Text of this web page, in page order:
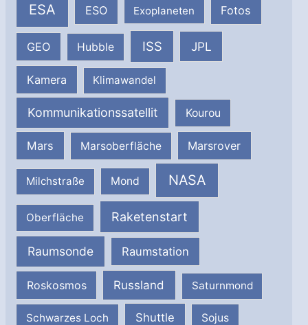
ESA ESO Exoplaneten Fotos
GEO Hubble ISS JPL
Kamera Klimawandel
Kommunikationssatellit Kourou
Mars Marsoberfläche Marsrover
Milchstraße Mond NASA
Oberfläche Raketenstart
Raumsonde Raumstation
Roskosmos Russland Saturnmond
Schwarzes Loch Shuttle Sojus